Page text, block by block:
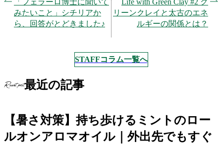
みたいこと」シチリアか
ら、回答がとどきました♪
リーンクレイと太古のエネ
ルギーの関係とは？
STAFFコラム一覧へ
Recent post最近の記事
【暑さ対策】持ち歩けるミントのロー
ルオンアロマオイル｜外出先でもすぐ